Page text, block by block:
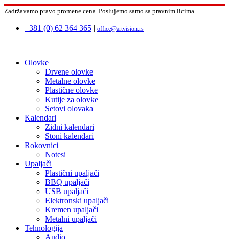
Zadržavamo pravo promene cena. Poslujemo samo sa pravnim licima
+381 (0) 62 364 365 | office@artvision.rs
|
Olovke
Drvene olovke
Metalne olovke
Plastične olovke
Kutije za olovke
Setovi olovaka
Kalendari
Zidni kalendari
Stoni kalendari
Rokovnici
Notesi
Upaljači
Plastični upaljači
BBQ upaljači
USB upaljači
Elektronski upaljači
Kremen upaljači
Metalni upaljači
Tehnologija
Audio